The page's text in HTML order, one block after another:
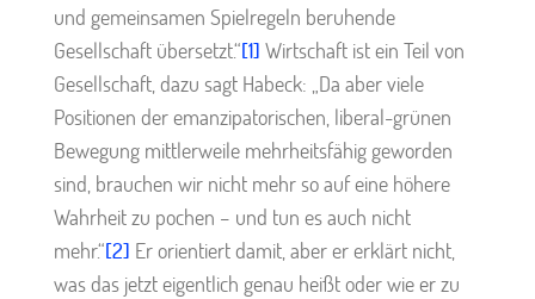
und gemeinsamen Spielregeln beruhende
Gesellschaft übersetzt.“[1] Wirtschaft ist ein Teil von
Gesellschaft, dazu sagt Habeck: „Da aber viele
Positionen der emanzipatorischen, liberal-grünen
Bewegung mittlerweile mehrheitsfähig geworden
sind, brauchen wir nicht mehr so auf eine höhere
Wahrheit zu pochen – und tun es auch nicht
mehr.“[2] Er orientiert damit, aber er erklärt nicht,
was das jetzt eigentlich genau heißt oder wie er zu